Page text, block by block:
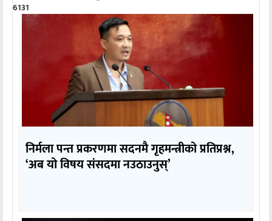
6131
निर्मला पन्त प्रकरणमा सदनमै गृहमन्त्रीको प्रतिप्रश्न,
‘अब यो विषय संसदमा नउठाउनुस्’